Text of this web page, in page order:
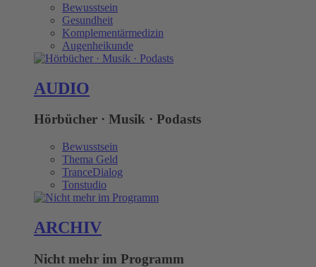
Bewusstsein
Gesundheit
Komplementärmedizin
Augenheikunde
AUDIO
Hörbücher · Musik · Podasts
Bewusstsein
Thema Geld
TranceDialog
Tonstudio
ARCHIV
Nicht mehr im Programm